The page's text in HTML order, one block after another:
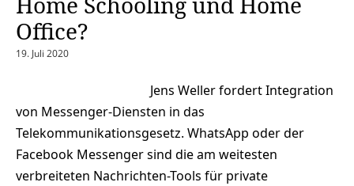
Office?
19. Juli 2020
Jens Weller fordert Integration
von Messenger-Diensten in das
Telekommunikationsgesetz. WhatsApp oder der
Facebook Messenger sind die am weitesten
verbreiteten Nachrichten-Tools für private